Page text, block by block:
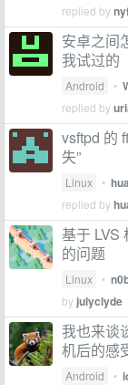
replied by
安卓之间
我试过的
Android •
replied by
vsftpd 的
失”
Linux •
replied by
基于 LVS
的问题
Linux •
by julyclyde
我也来谈
机后的感
Android •